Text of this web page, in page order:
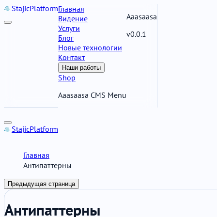
StajicPlatformГлавная
Видение
Услуги
Блог
Новые технологии
Контакт
Наши работы
Shop
Aaasaasa CMS Menu
Aaasaasa
v0.0.1
StajicPlatform
Главная
Антипаттерны
Предыдущая страница
Антипаттерны